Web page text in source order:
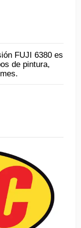
FUJI 6380 es
de pintura,